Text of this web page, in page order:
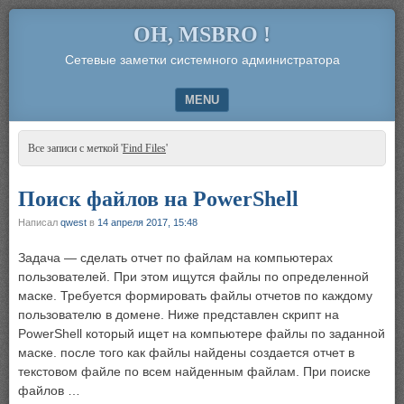
OH, MSBRO !
Сетевые заметки системного администратора
MENU
SKIP TO CONTENT
Все записи с меткой 'Find Files'
Поиск файлов на PowerShell
Написал qwest в 14 апреля 2017, 15:48
Задача — сделать отчет по файлам на компьютерах
пользователей. При этом ищутся файлы по определенной
маске. Требуется формировать файлы отчетов по каждому
пользователю в домене. Ниже представлен скрипт на
PowerShell который ищет на компьютере файлы по заданной
маске. после того как файлы найдены создается отчет в
текстовом файле по всем найденным файлам. При поиске
файлов …